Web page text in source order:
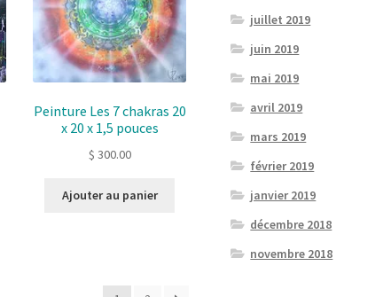
Peinture Les 7 chakras 20
x 20 x 1,5 pouces
$ 300.00
Ajouter au panier
juillet 2019
juin 2019
mai 2019
avril 2019
mars 2019
février 2019
janvier 2019
décembre 2018
novembre 2018